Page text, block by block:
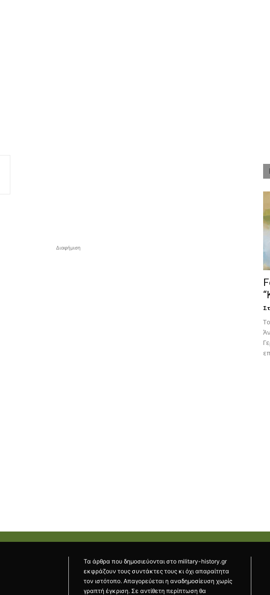
Διαφήμιση
Τα άρθρα που δημοσιεύονται στο military-history.gr
εκφράζουν τους συντάκτες τους κι όχι απαραίτητα
τον ιστότοπο. Απαγορεύεται η αναδημοσίευση χωρίς
γραπτή έγκριση. Σε αντίθετη περίπτωση θα